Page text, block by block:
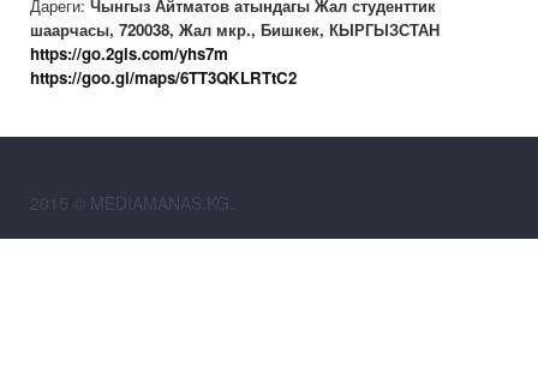
Дареги: Чынгыз Айтматов атындагы Жал студенттик
шаарчасы, 720038, Жал мкр., Бишкек, КЫРГЫЗСТАН
https://go.2gis.com/yhs7m
https://goo.gl/maps/6TT3QKLRTtC2
2015 © MEDIAMANAS.KG.